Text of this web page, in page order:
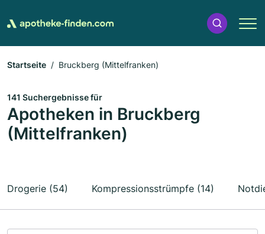
Startseite Bruckberg (Mittelfranken)
141 Suchergebnisse für
Apotheken in Bruckberg
(Mittelfranken)
Drogerie (54) Kompressionsstrümpfe (14)